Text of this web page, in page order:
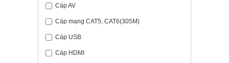
Cáp AV
Cáp mạng CAT5, CAT6(305M)
Cáp USB
Cáp HDMI